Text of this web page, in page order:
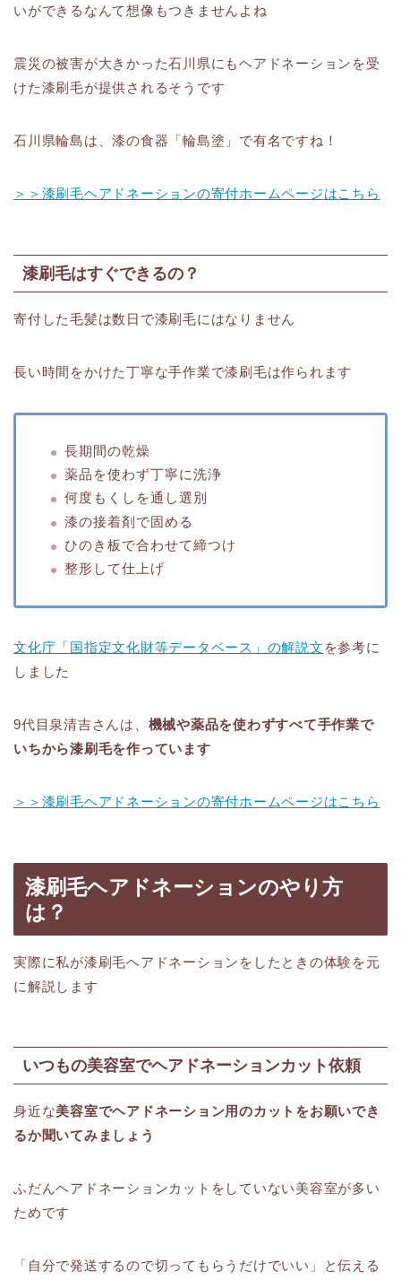
いができるなんて想像もつきませんよね
震災の被害が大きかった石川県にもヘアドネーションを受
けた漆刷毛が提供されるそうです
石川県輪島は、漆の食器「輪島塗」で有名ですね！
＞＞漆刷毛ヘアドネーションの寄付ホームページはこちら
漆刷毛はすぐできるの？
寄付した毛髪は数日で漆刷毛にはなりません
長い時間をかけた丁寧な手作業で漆刷毛は作られます
長期間の乾燥
薬品を使わず丁寧に洗浄
何度もくしを通し選別
漆の接着剤で固める
ひのき板で合わせて締つけ
整形して仕上げ
文化庁「国指定文化財等データベース」の解説文 を参考に
しました
9代目泉清吉さんは、 機械や薬品を使わずすべて手作業で
いちから漆刷毛を作っています
＞＞漆刷毛ヘアドネーションの寄付ホームページはこちら
漆刷毛ヘアドネーションのやり方
は？
実際に私が漆刷毛ヘアドネーションをしたときの体験を元
に解説します
いつもの美容室でヘアドネーションカット依頼
身近な美容室でヘアドネーション用のカットをお願いでき
るか聞いてみましょう
ふだんヘアドネーションカットをしていない美容室が多い
ためです
「自分で発送するので切ってもらうだけでいい」と伝える